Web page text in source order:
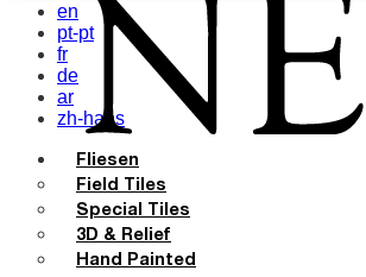
en
pt-pt
fr
de
ar
zh-hans
Fliesen
Field Tiles
Special Tiles
3D & Relief
Hand Painted